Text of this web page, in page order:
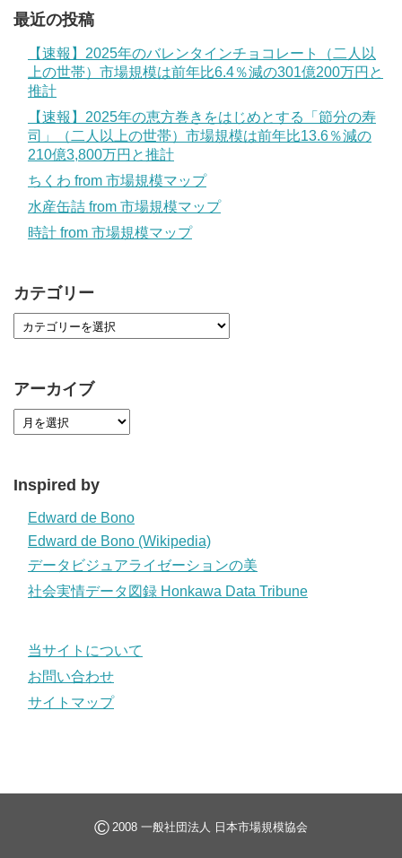
最近の投稿
【速報】2025年のバレンタインチョコレート（二人以
上の世帯）市場規模は前年比6.4％減の301億200万円と
推計
【速報】2025年の恵方巻きをはじめとする「節分の寿
司」（二人以上の世帯）市場規模は前年比13.6％減の
210億3,800万円と推計
ちくわ from 市場規模マップ
水産缶詰 from 市場規模マップ
時計 from 市場規模マップ
カテゴリー
アーカイブ
Inspired by
Edward de Bono
Edward de Bono (Wikipedia)
データビジュアライゼーションの美
社会実情データ図録 Honkawa Data Tribune
当サイトについて
お問い合わせ
サイトマップ
© 2008 一般社団法人 日本市場規模協会